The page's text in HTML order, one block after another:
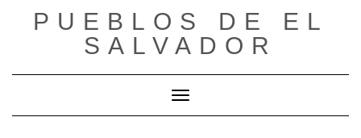
PUEBLOS DE EL
SALVADOR
Cambiar modo de navegación